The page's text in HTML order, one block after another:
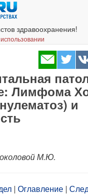
здравоохранения!
Лимфома
и
М.Ю.
| Оглавление |